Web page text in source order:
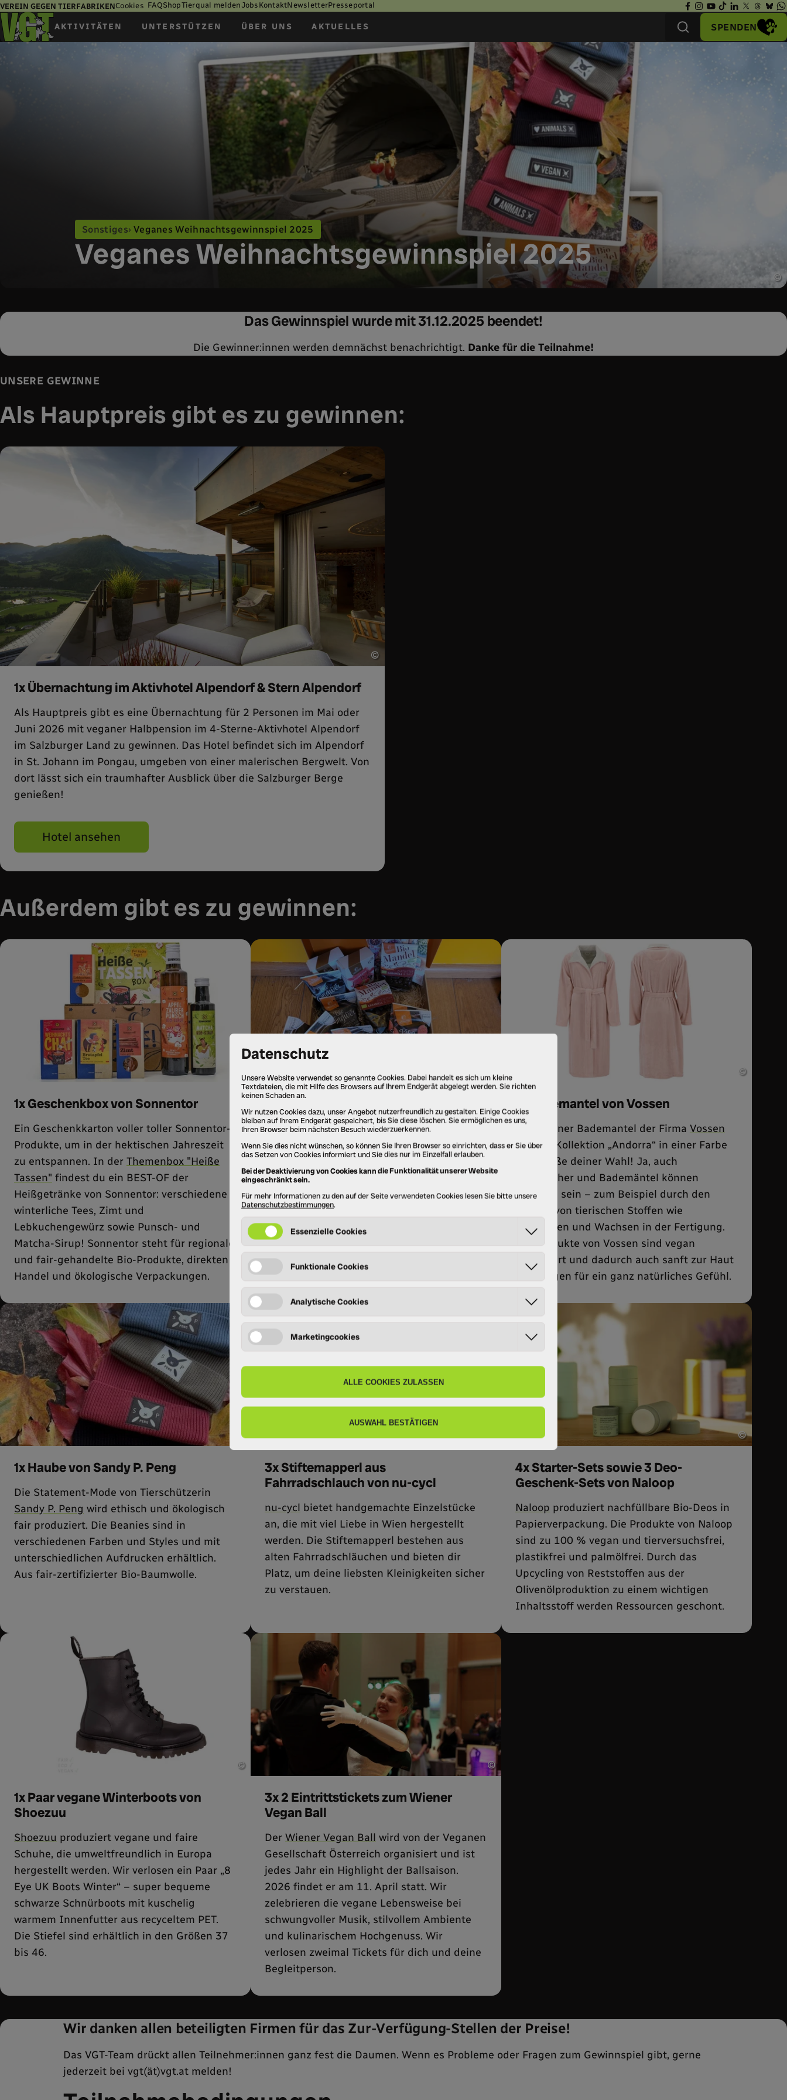
VEREIN GEGEN TIERFABRIKENCookies FAQShopTierqual melden Jobs KontaktNewsletterPresseportal
AKTIVITÄTEN UNTERSTÜTZEN ÜBER UNS AKTUELLES SPENDEN
©
Sonstiges Veganes Weihnachtsgewinnspiel 2025
Veganes Weihnachtsgewinnspiel 2025
Das Gewinnspiel wurde mit 31.12.2025 beendet!
Die Gewinner:innen werden demnächst benachrichtigt. Danke für die Teilnahme!
UNSERE GEWINNE
Als Hauptpreis gibt es zu gewinnen:
©
1x Übernachtung im Aktivhotel Alpendorf & Stern Alpendorf
Als Hauptpreis gibt es eine Übernachtung für 2 Personen im Mai oder
Juni 2026 mit veganer Halbpension im 4-Sterne-Aktivhotel Alpendorf
im Salzburger Land zu gewinnen. Das Hotel befindet sich im Alpendorf
in St. Johann im Pongau, umgeben von einer malerischen Bergwelt. Von
dort lässt sich ein traumhafter Ausblick über die Salzburger Berge
genießen!
Hotel ansehen
Außerdem gibt es zu gewinnen:
1x Geschenkbox von Sonnentor
Ein Geschenkkarton voller toller Sonnentor-
Produkte, um in der hektischen Jahreszeit
zu entspannen. In der Themenbox "Heiße
Tassen" findest du ein BEST-OF der
Heißgetränke von Sonnentor: verschiedene
winterliche Tees, Zimt und
Lebkuchengewürz sowie Punsch- und
Matcha-Sirup! Sonnentor steht für regionale
und fair-gehandelte Bio-Produkte, direkten
Handel und ökologische Verpackungen.
©
3x vegane Geschenkboxen von
Landgarten
Die Produkte vonLandgartensind 100 %
Bio mit regionalen Zutaten aus eigenem
Anbau. Wir dürfen 3 Geschenkboxen
verlosen, die prall gefüllt sind mit Früchten
bzw. Nüssen in Zartbitterschokolade. Egal ob
Erdbeeren, Himbeeren, Kirschen, Ingwer
oder Mandeln, hier ist für jeden Geschmack
©
1x Bademantel von Vossen
Ein veganer Bademantel der Firma Vossen
aus der Kollektion „Andorra“ in einer Farbe
und Größe deiner Wahl! Ja, auch
Handtücher und Bademäntel können
unvegan sein – zum Beispiel durch den
Einsatz von tierischen Stoffen wie
Fettsäuren und Wachsen in der Fertigung.
Die Produkte von Vossen sind vegan
zertifiziert und dadurch auch sanft zur Haut
und sorgen für ein ganz natürliches Gefühl.
©
1x Haube von Sandy P. Peng
Die Statement-Mode von Tierschützerin
Sandy P. Peng wird ethisch und ökologisch
fair produziert. Die Beanies sind in
verschiedenen Farben und Styles und mit
unterschiedlichen Aufdrucken erhältlich.
Aus fair-zertifizierter Bio-Baumwolle.
©
3x Stiftemapperl aus
Fahrradschlauch von nu-cycl
nu-cycl bietet handgemachte Einzelstücke
an, die mit viel Liebe in Wien hergestellt
werden. Die Stiftemapperl bestehen aus
alten Fahrradschläuchen und bieten dir
Platz, um deine liebsten Kleinigkeiten sicher
zu verstauen.
©
4x Starter-Sets sowie 3 Deo-
Geschenk-Sets von Naloop
Naloop produziert nachfüllbare Bio-Deos in
Papierverpackung. Die Produkte von Naloop
sind zu 100 % vegan und tierversuchsfrei,
plastikfrei und palmölfrei. Durch das
Upcycling von Reststoffen aus der
Olivenölproduktion zu einem wichtigen
Inhaltsstoff werden Ressourcen geschont.
©
1x Paar vegane Winterboots von
Shoezuu
Shoezuu produziert vegane und faire
Schuhe, die umweltfreundlich in Europa
hergestellt werden. Wir verlosen ein Paar „8
Eye UK Boots Winter“ – super bequeme
schwarze Schnürboots mit kuschelig
warmem Innenfutter aus recyceltem PET.
Die Stiefel sind erhältlich in den Größen 37
bis 46.
©
3x 2 Eintrittstickets zum Wiener
Vegan Ball
Der Wiener Vegan Ball wird von der Veganen
Gesellschaft Österreich organisiert und ist
jedes Jahr ein Highlight der Ballsaison.
2026 findet er am 11. April statt. Wir
zelebrieren die vegane Lebensweise bei
schwungvoller Musik, stilvollem Ambiente
und kulinarischem Hochgenuss. Wir
verlosen zweimal Tickets für dich und deine
Begleitperson.
Wir danken allen beteiligten Firmen für das Zur-Verfügung-Stellen der Preise!
Das VGT-Team drückt allen Teilnehmer:innen ganz fest die Daumen. Wenn es Probleme oder Fragen zum Gewinnspiel gibt, gerne
jederzeit bei vgt(ät)vgt.at melden!